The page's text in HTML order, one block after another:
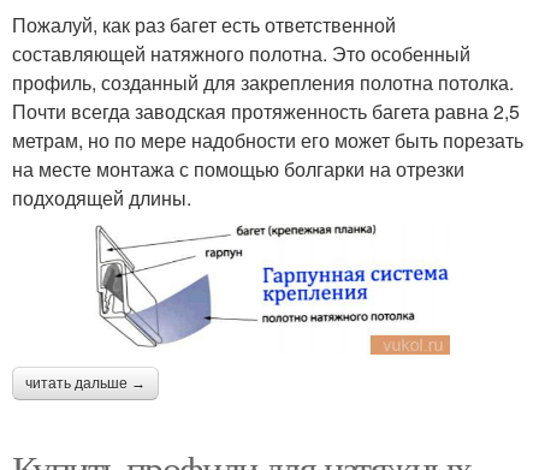
Пожалуй, как раз багет есть ответственной
составляющей натяжного полотна. Это особенный
профиль, созданный для закрепления полотна потолка.
Почти всегда заводская протяженность багета равна 2,5
метрам, но по мере надобности его может быть порезать
на месте монтажа с помощью болгарки на отрезки
подходящей длины.
читать дальше →